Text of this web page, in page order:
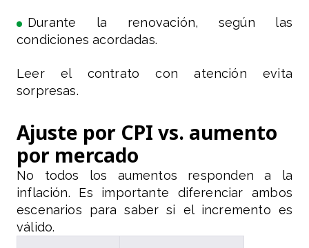
Durante la renovación, según las
condiciones acordadas.
Leer el contrato con atención evita
sorpresas.
Ajuste por CPI vs. aumento
por mercado
No todos los aumentos responden a la
inflación. Es importante diferenciar ambos
escenarios para saber si el incremento es
válido.